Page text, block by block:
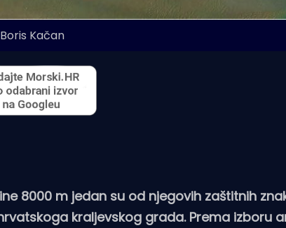
Kačan
8000 m jedan su od njegovih zaštitnih
kraljevskog grada. Prema izboru